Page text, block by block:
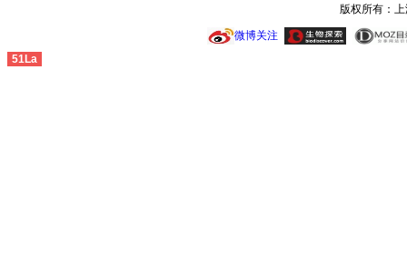
版权所有：
微博关注
51La